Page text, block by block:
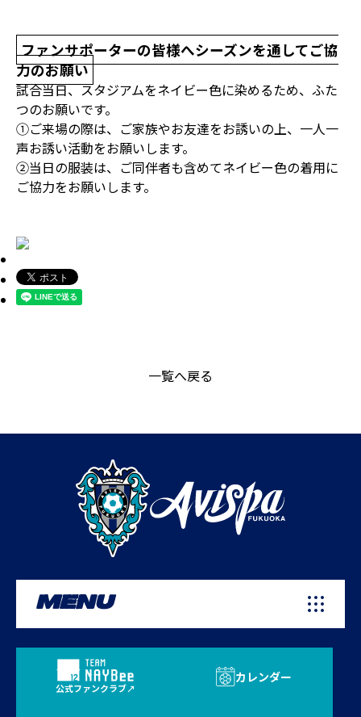
ファンサポーターの皆様へシーズンを通してご協
力のお願い
試合当日、スタジアムをネイビー色に染めるため、ふた
つのお願いです。
①ご来場の際は、ご家族やお友達をお誘いの上、一人一
声お誘い活動をお願いします。
②当日の服装は、ご同伴者も含めてネイビー色の着用に
ご協力をお願いします。
一覧へ戻る
MENU
公式ファンクラブ
カレンダー